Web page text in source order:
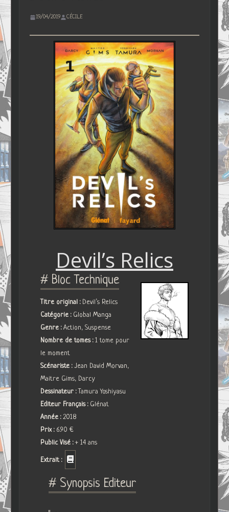
19/04/2019 CÉCILE
Devil’s Relics
# Bloc Technique
Titre original : Devil’s Relics
Catégorie : Global Manga
Genre :Action, Suspense
Nombre de tomes :1 tome pour
le moment
Scénariste :Jean David Morvan,
Maitre Gims, Darcy
Dessinateur : Tamura Yoshiyasu
Editeur Français : Glénat
Année :2018
Prix : 6.90 €
Public Visé :+ 14 ans
Extrait :
# Synopsis Editeur